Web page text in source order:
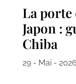
La porte
Japon :
Chiba
29 - Mai - 2026